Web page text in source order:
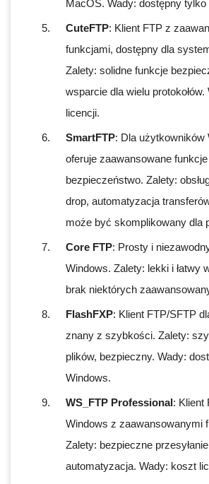
MacOS. Wady: dostępny tylko
CuteFTP: Klient FTP z
funkcjami, dostępny dla
Zalety: solidne funkcje
wsparcie dla wielu
licencji.
SmartFTP: Dla użytkowników
oferuje zaawansowane
bezpieczeństwo. Zalety:
drop, automatyzacja
może być skomplikowany dla
Core FTP: Prosty i
Windows. Zalety: lekki i łatwy
brak niektórych
FlashFXP: Klient FTP/SFTP
znany z szybkości. Zalety:
plików, bezpieczny. Wady:
Windows.
WS_FTP Professional: Klient
Windows z zaawansowanymi
Zalety: bezpieczne
automatyzacja. Wady: koszt